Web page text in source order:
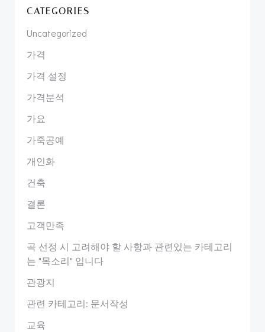
CATEGORIES
Uncategorized
가격
가격 설정
가격분석
가요
가죽공예
개인화
건축
결론
고객만족
곡 선정 시 고려해야 할 사항과 관련있는 카테고리
는 "목소리" 입니다
관광지
관련 카테고리: 문서작성
교육